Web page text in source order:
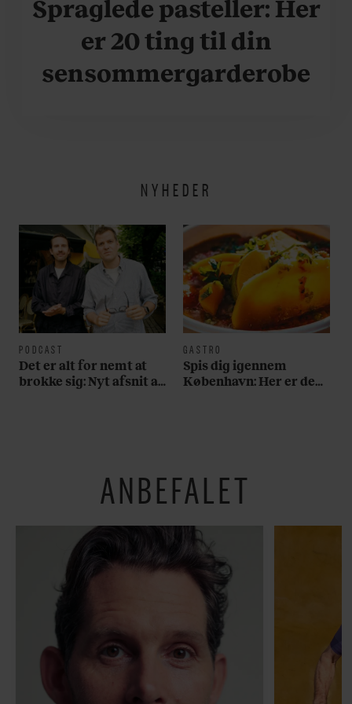
Spraglede pasteller: Her
er 20 ting til din
sensommergarderobe
NYHEDER
PODCAST
Det er alt for nemt at
brokke sig: Nyt afsnit af
GASTRO
Spis dig igennem
København: Her er de
ANBEFALET